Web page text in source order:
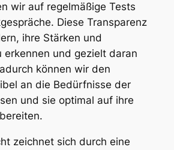
wir auf regelmäßige Tests
Diese Transparenz
ihre Stärken und
erkennen und gezielt daran
können wir den
an die Bedürfnisse der
und sie optimal auf ihre
zeichnet sich durch eine